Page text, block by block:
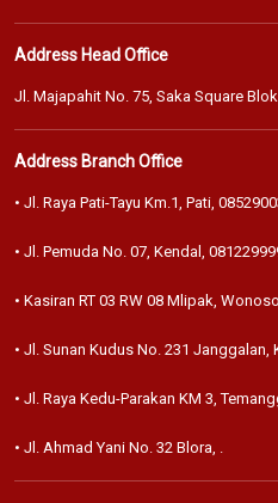
Address Head Office
Jl. Majapahit No. 75, Saka Square
Address Branch Office
• Jl. Raya Pati-Tayu Km.1, Pati,
• Jl. Pemuda No. 07, Kendal,
• Kasiran RT 03 RW 08 Mlipak,
• Jl. Sunan Kudus No. 231 Janggalan,
• Jl. Raya Kedu-Parakan KM 3,
• Jl. Ahmad Yani No. 32 Blora,